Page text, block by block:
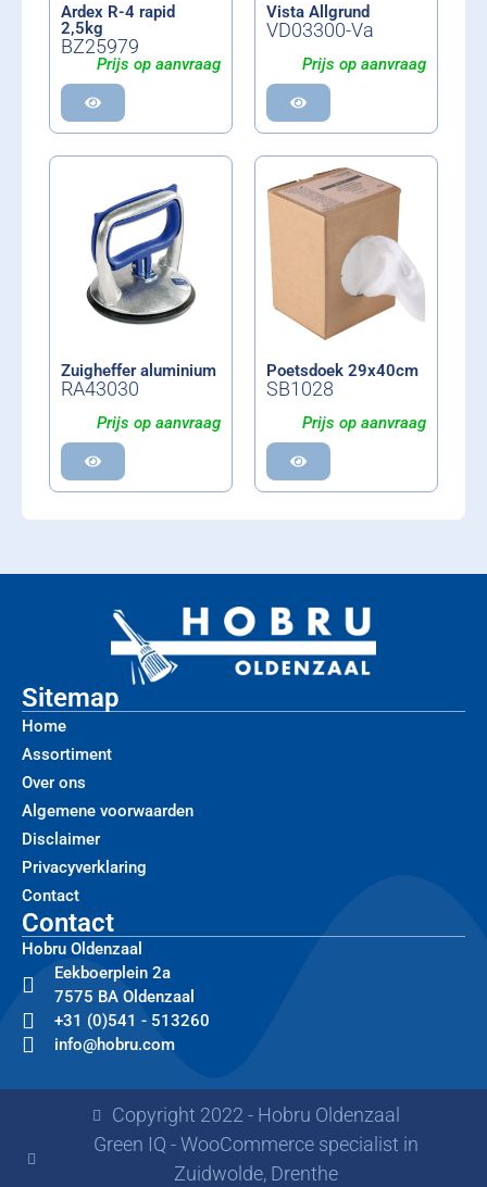
Ardex R-4 rapid
2,5kg
BZ25979
Prijs op aanvraag
Vista Allgrund
VD03300-Va
Prijs op aanvraag
Zuigheffer aluminium
RA43030
Prijs op aanvraag
Poetsdoek 29x40cm
SB1028
Prijs op aanvraag
Sitemap
Home
Assortiment
Over ons
Algemene voorwaarden
Disclaimer
Privacyverklaring
Contact
Contact
Hobru Oldenzaal
Eekboerplein 2a
7575 BA Oldenzaal
+31 (0)541 - 513260
info@hobru.com
Copyright 2022 - Hobru Oldenzaal
Green IQ - WooCommerce specialist in
Zuidwolde, Drenthe